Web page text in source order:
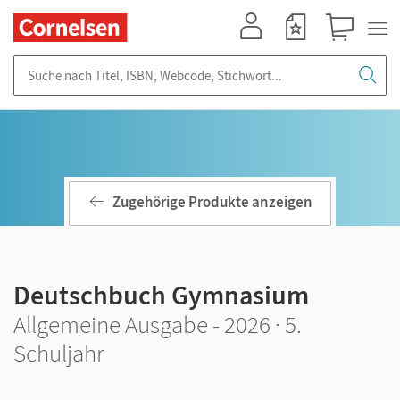
Zugehörige Produkte anzeigen
Deutschbuch Gymnasium
Allgemeine Ausgabe - 2026 · 5.
Schuljahr